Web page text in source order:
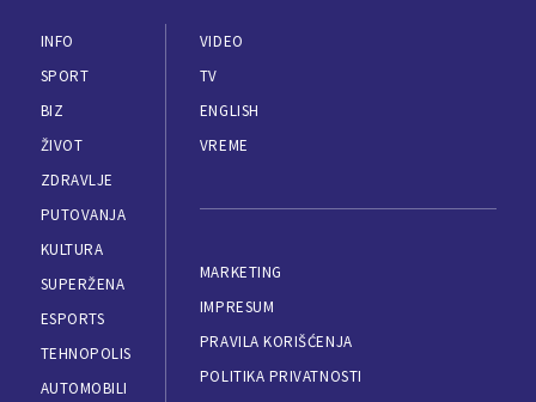
INFO
SPORT
BIZ
ŽIVOT
ZDRAVLJE
PUTOVANJA
KULTURA
SUPERŽENA
ESPORTS
TEHNOPOLIS
AUTOMOBILI
VIDEO
TV
ENGLISH
VREME
MARKETING
IMPRESUM
PRAVILA KORIŠĆENJA
POLITIKA PRIVATNOSTI